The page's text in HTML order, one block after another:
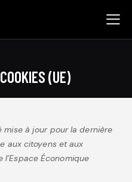
(UE)
à jour pour la dernière
aux citoyens et aux
Économique